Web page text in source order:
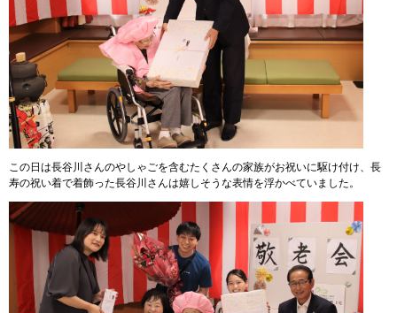
この日は長谷川さんのやしゃごを含むたくさんの家族がお祝いに駆け付け、長
寿の祝い着で着飾った長谷川さんは嬉しそうな表情を浮かべていました。